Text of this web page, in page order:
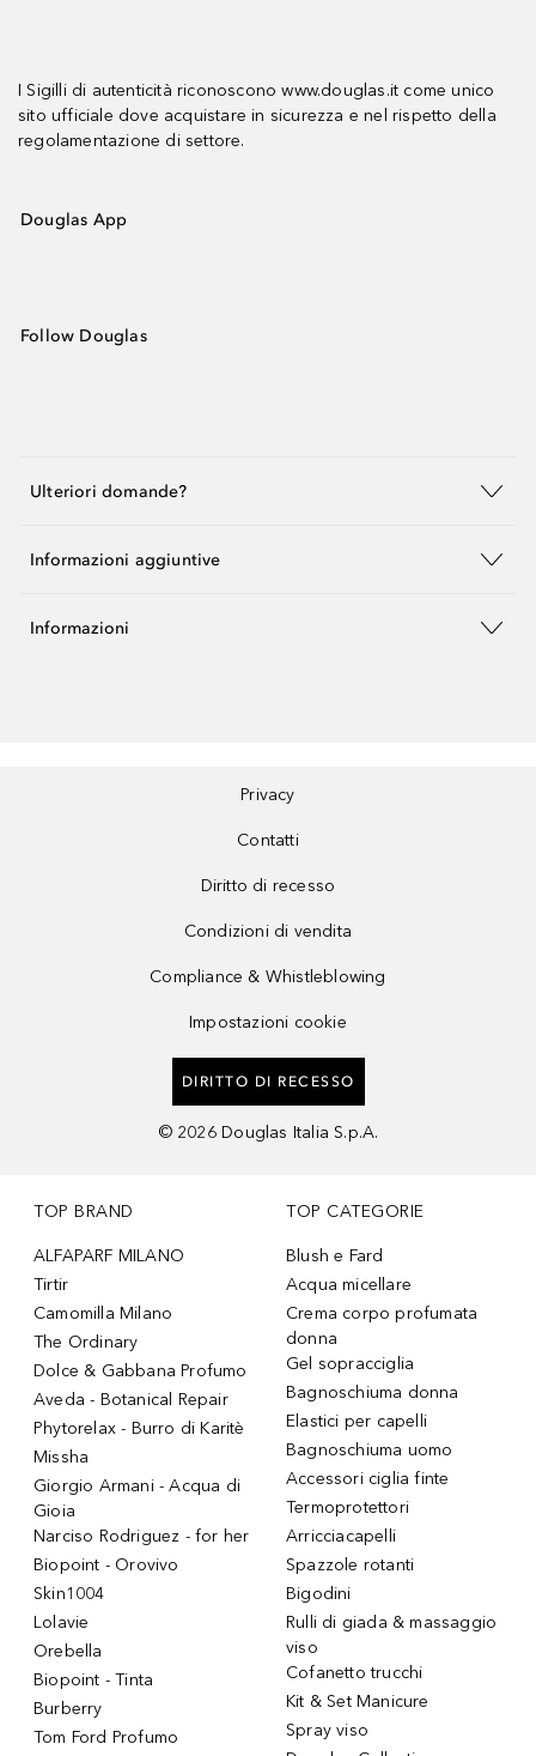
I Sigilli di autenticità riconoscono www.douglas.it come unico
sito ufficiale dove acquistare in sicurezza e nel rispetto della
regolamentazione di settore.
Douglas App
Follow Douglas
Ulteriori domande?
Informazioni aggiuntive
Informazioni
Privacy
Contatti
Diritto di recesso
Condizioni di vendita
Compliance & Whistleblowing
Impostazioni cookie
DIRITTO DI RECESSO
© 2026 Douglas Italia S.p.A.
TOP BRAND
ALFAPARF MILANO
Tirtir
Camomilla Milano
The Ordinary
Dolce & Gabbana Profumo
Aveda - Botanical Repair
Phytorelax - Burro di Karitè
Missha
Giorgio Armani - Acqua di
Gioia
Narciso Rodriguez - for her
Biopoint - Orovivo
Skin1004
Lolavie
Orebella
Biopoint - Tinta
Burberry
Tom Ford Profumo
TOP CATEGORIE
Blush e Fard
Acqua micellare
Crema corpo profumata
donna
Gel sopracciglia
Bagnoschiuma donna
Elastici per capelli
Bagnoschiuma uomo
Accessori ciglia finte
Termoprotettori
Arricciacapelli
Spazzole rotanti
Bigodini
Rulli di giada & massaggio
viso
Cofanetto trucchi
Kit & Set Manicure
Spray viso